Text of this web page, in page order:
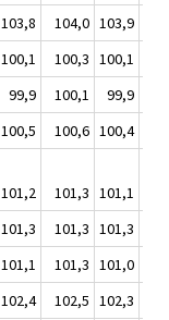
103,8 104,0 103,9
100,1 100,3 100,1
99,9 100,1 99,9
100,5 100,6 100,4
101,2 101,3 101,1
101,3 101,3 101,3
101,1 101,3 101,0
102,4 102,5 102,3